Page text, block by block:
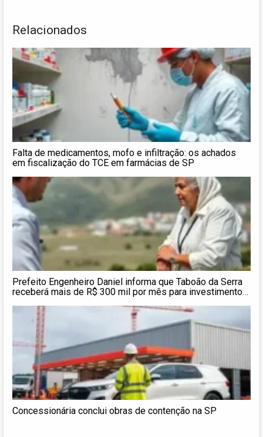
Relacionados
Falta de medicamentos, mofo e infiltração: os achados
em fiscalização do TCE em farmácias de SP
Prefeito Engenheiro Daniel informa que Taboão da Serra
receberá mais de R$ 300 mil por mês para investimentos
Concessionária conclui obras de contenção na SP